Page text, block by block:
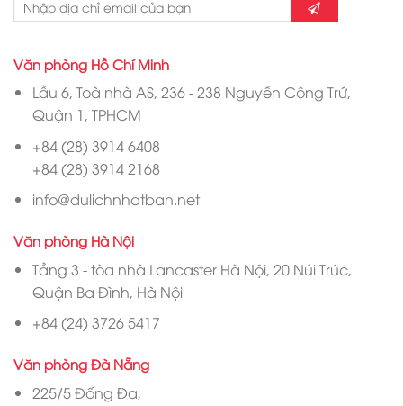
Văn phòng Hồ Chí Minh
Lầu 6, Toà nhà AS, 236 - 238 Nguyễn Công Trứ,
Quận 1, TPHCM
+84 (28) 3914 6408
+84 (28) 3914 2168
info@dulichnhatban.net
Văn phòng Hà Nội
Tầng 3 - tòa nhà Lancaster Hà Nội, 20 Núi Trúc,
Quận Ba Đình, Hà Nội
+84 (24) 3726 5417
Văn phòng Đà Nẵng
225/5 Đống Đa,